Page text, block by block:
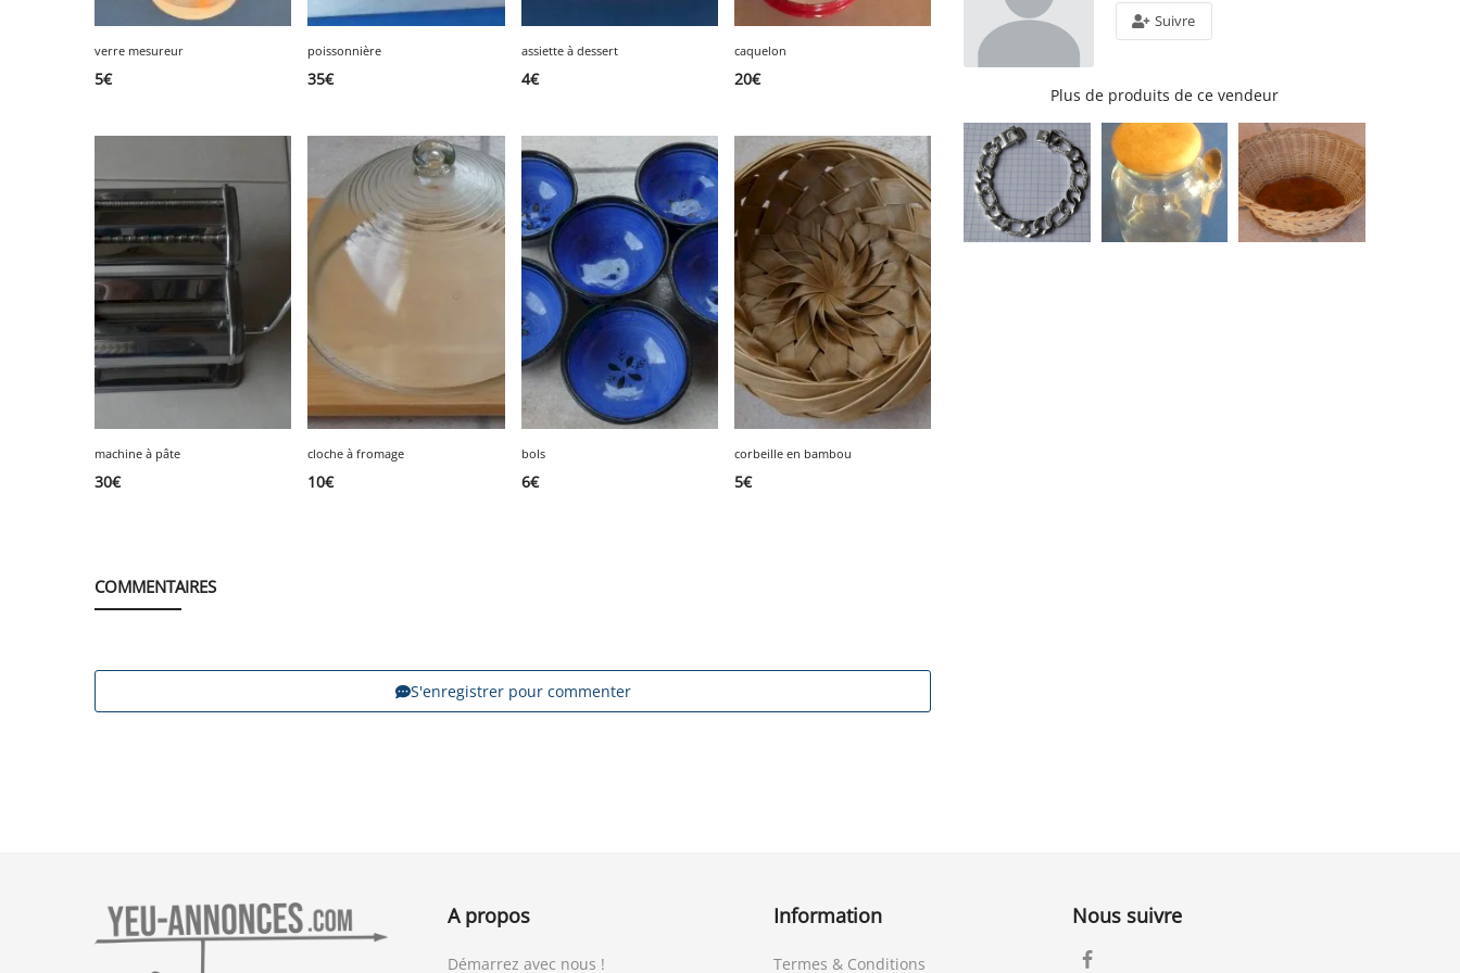
verre mesureur
5€
poissonnière
35€
assiette à dessert
4€
caquelon
20€
machine à pâte
30€
cloche à fromage
10€
bols
6€
corbeille en bambou
5€
COMMENTAIRES
S'enregistrer pour commenter
Suivre
Plus de produits de ce vendeur
A propos
Démarrez avec nous !
Information
Termes & Conditions
Nous suivre